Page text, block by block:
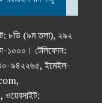
৮ডি (৯ম তলা), ২৯২
১০০০। টেলিফোন:
৯৪২২৬৫, ইমেইল-